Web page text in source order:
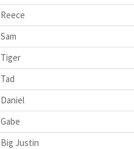
Reece
Sam
Tiger
Tad
Daniel
Gabe
Big Justin